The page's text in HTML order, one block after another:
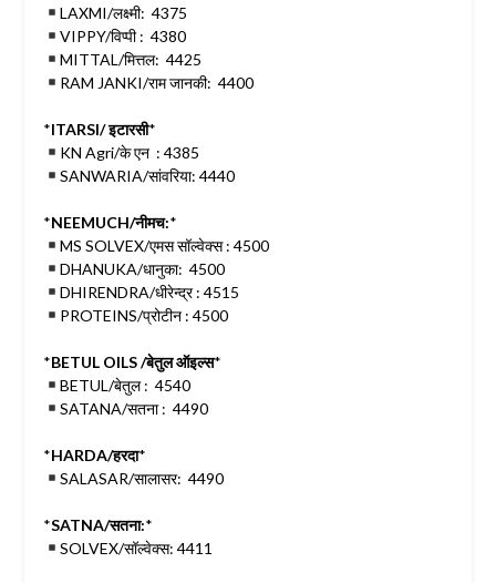
LAXMI/लक्ष्मी: 4375
VIPPY/विप्पी : 4380
MITTAL/मित्तल: 4425
RAM JANKI/राम जानकी: 4400
*ITARSI/ इटारसी*
KN Agri/के एन : 4385
SANWARIA/सांवरिया: 4440
*NEEMUCH/नीमच:*
MS SOLVEX/एमस सॉल्वेक्स : 4500
DHANUKA/धानुका: 4500
DHIRENDRA/धीरेन्द्र : 4515
PROTEINS/प्रोटीन : 4500
*BETUL OILS /बेतुल ऑइल्स*
BETUL/बेतुल : 4540
SATANA/सतना : 4490
*HARDA/हरदा*
SALASAR/सालासर: 4490
*SATNA/सतना:*
SOLVEX/सॉल्वेक्स: 4411